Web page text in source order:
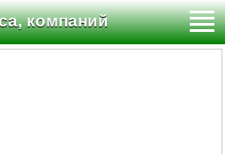
компаний